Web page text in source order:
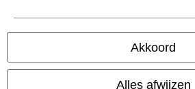
Akkoord
Alles afwijzen
© 1986-2026 Large Popmerchandising BV